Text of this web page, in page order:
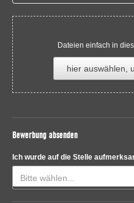
Dateien einfach in
hier auswählen,
Bewerbung absenden
Ich wurde auf die Stelle
Bitte wählen...